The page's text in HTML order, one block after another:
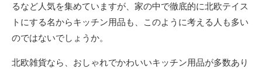
るなど人気を集めていますが、家の中で徹底的に北欧テイス
トにする名からキッチン用品も、このように考える人も多い
のではないでしょうか。
北欧雑貨なら、おしゃれでかわいいキッチン用品が多数あり